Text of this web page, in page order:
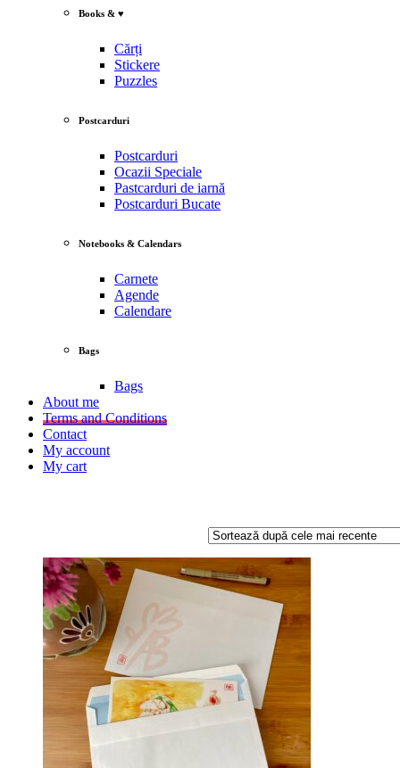
Books & ♥
Cărți
Stickere
Puzzles
Postcarduri
Postcarduri
Ocazii Speciale
Pastcarduri de iarnă
Postcarduri Bucate
Notebooks & Calendars
Carnete
Agende
Calendare
Bags
Bags
About me
Terms and Conditions
Contact
My account
My cart